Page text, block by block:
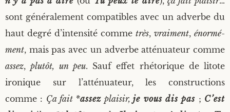
sont géné­ra­le­ment com­pa­tibles avec un adverbe du
haut degré d’intensité comme très, vrai­ment, énor­mé­
ment, mais pas avec un adverbe atté­nua­teur comme
assez,plu­tôt, un peu. Sauf effet rhé­to­rique de litote
iro­nique sur l’atténuateur, les construc­tions
comme : Ça fait *assez plai­sir,je vous dis pas ; C’est